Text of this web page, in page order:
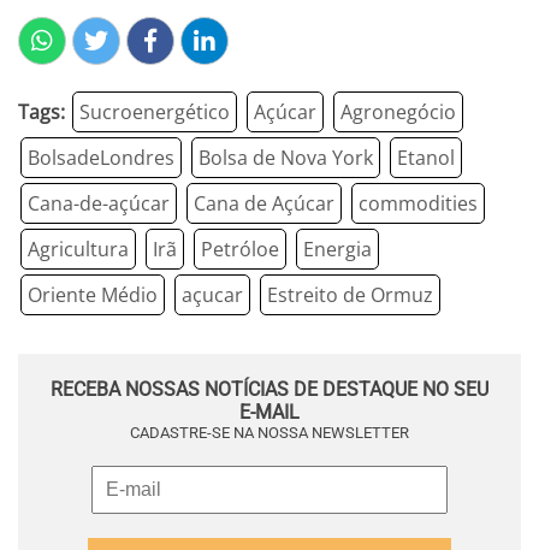
Tags: Sucroenergético Açúcar
Agronegócio
BolsadeLondres
Bolsa de Nova York
Etanol
Cana-de-açúcar
Cana de Açúcar
commodities
Agricultura
Irã Petróloe
Energia
Oriente Médio
açucar Estreito de Ormuz
RECEBA NOSSAS NOTÍCIAS DE DESTAQUE NO SEU
E-MAIL
CADASTRE-SE NA NOSSA NEWSLETTER